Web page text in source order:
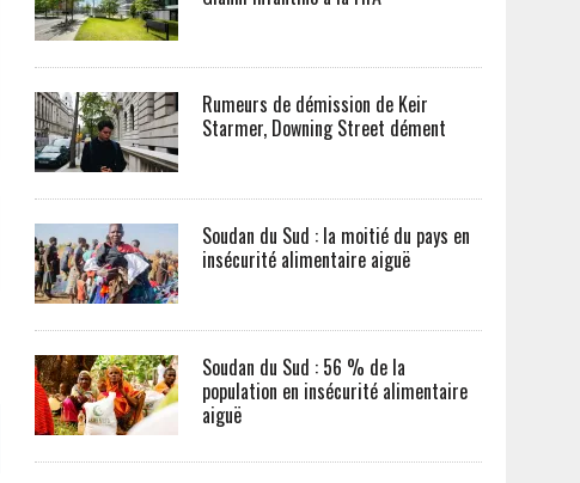
Rumeurs de démission de Keir
Starmer, Downing Street dément
Soudan du Sud : la moitié du pays en
insécurité alimentaire aiguë
Soudan du Sud : 56 % de la
population en insécurité alimentaire
aiguë